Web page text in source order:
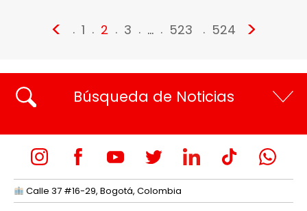
< 1 2 3 … 523 524 >
Búsqueda de Noticias
Calle 37 #16-29, Bogotá, Colombia